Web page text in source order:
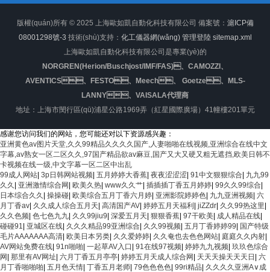
版權(quán)所有 © 2025 上海歐如凱自動化科技有限公司 備案號： 滬ICP備
08001298號-3 技術(shù)支持： 化工儀器網(wǎng) 管理登陸 sitemap.xml
上海歐如凱自動化科技有限公司是專業(yè)的
NORGREN(Herion/Buschjost/IMF/FAS)、CAMOZZI、
AVENTICS、FESTO、Meech、 Goetze、MLS-
LANNY、VAISALA代理商
地址：上海市閔行區(qū)浦星公路1969弄（紅星國際廣場）41幢樓201單元
感谢您访问我们的网站，您可能还对以下资源感兴趣：
亚洲黄色av图片天堂,久久99精品久久久久国产,人妻啪啪在线视频,亚洲综合在线中文
字幕,av熟女一区二区久久,97国产精品欲av麻豆,国产又大又硬又粗无遮挡,欧美日韩不
卡视频在线一级,中文字幕一区二区中出乱
99成人网站| 3p日韩网站视频| 五月婷婷大香蕉| 夜夜涩涩涩| 91中文狠狠综合| 九九99
久久 | 亚洲激情综合网| 欧美久热| www久久艹| 插插插丁香五月婷婷| 99久久99综合|
日本综合久久 | 操操碰| 欧美综合五月丁香六月婷| 亚洲影院婷婷色| 九九亚洲视频| 六
月丁香av| 久久成人综合五月天| 高清国产AV| 婷婷五月天福利| jiZZdr| 久久99热这里|
久久色频| 色七色九九| 久久99jiu9| 深爱五月天| 狠狠香蕉| 97干欧美| 成人精品在线|
碰碰91 | 亚城区在线| 久久久精品99亚洲综合| 久久99视频| 五月丁香婷婷99| 国产特级
毛片AAAAAAA高清| 欧美日本另类| 久久爱婷婷| 久久奄也去色色网站| 庭庭久久内射|
AV网站免费在线| 91n啪啪| 一起草AV入口 | 91在线97视频| 婷婷九九视频| 玖玖色综合
网| 那里有AV网址| 六月丁香五月亭亭| 婷婷五月天成人综合网| 天天天操天天天日 | 六
月丁香啪啪啪| 五月色天情| 丁香五月老师| 79色色色色| 99ri精品| 久久久久亚洲A∨成